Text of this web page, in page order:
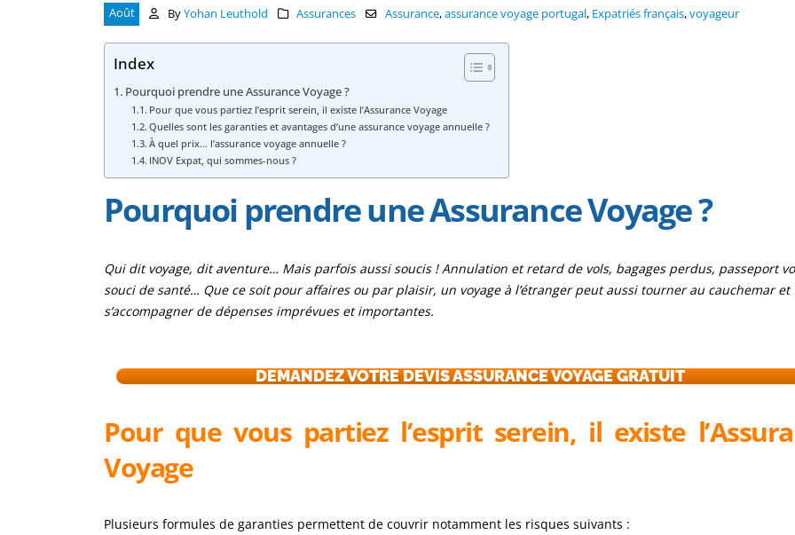
Août By Yohan Leuthold Assurances Assurance,assurance voyage portugal, Expatriés français,voyageur
Index
Pourquoi prendre une Assurance Voyage ?
Pour que vous partiez l’esprit serein, il existe l’Assurance Voyage
Quelles sont les garanties et avantages d’une assurance voyage annuelle ?
À quel prix… l’assurance voyage annuelle ?
INOV Expat, qui sommes-nous ?
Pourquoi prendre une Assurance Voyage ?
Qui dit voyage, dit aventure… Mais parfois aussi soucis ! Annulation et retard de vols, bagages perdus, passeport
souci de santé… Que ce soit pour affaires ou par plaisir, un voyage à l’étranger peut aussi tourner au cauchemar et
s’accompagner de dépenses imprévues et importantes.
DEMANDEZ VOTRE DEVIS ASSURANCE VOYAGE GRATUIT
Pour que vous partiez l’esprit serein, il existe
Voyage
Plusieurs formules de garanties permettent de couvrir notamment les risques suivants :